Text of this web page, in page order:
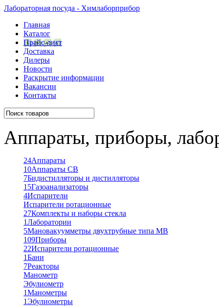
Лабораторная посуда - Химлаборприбор
Главная
Каталог
Прайс-лист
Доставка
Дилеры
Новости
Раскрытие информации
Вакансии
Контакты
Аппараты, приборы,
24Аппараты
10Аппараты СВ
7Бидистилляторы и дистилляторы
15Газоанализаторы
4Испарители
Испарители ротационные
27Комплекты и наборы стекла
1Лаборатории
5Мановакуумметры двухтрубные типа МВ
109Приборы
22Испарители ротационные
1Бани
7Реакторы
Манометр
Эбулиометр
1Манометры
1Эбулиометры